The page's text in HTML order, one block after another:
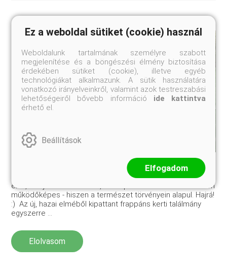
Ha szeretnél hamarabb - már kora tavasztól - finomságokat
enni, a saját minikertedből, akkor próbáld ki ezt! Garantáltam
működőképes - hiszen a természet törvényein alapul. Hajrá!
:) Az új, hazai elméből kipattant frappáns kerti találmány
egyszerre ...
Elolvasom
Ez a weboldal sütiket (cookie) használ
Weboldalunk tartalmának személyre szabott
megjelenítése és a böngészési élmény biztosítása
érdekében sütiket (cookie), illetve egyéb
technológiákat alkalmazunk. A sütik használatára
vonatkozó irányelveinkről, valamint azok testreszabási
lehetőségeiről bővebb információ ide kattintva
érhető el.
Beállítások
Elfogadom